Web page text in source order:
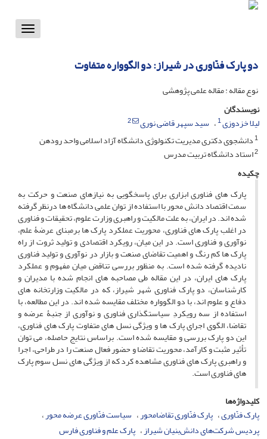
Toggle
دو پارک فنّاوری در شیراز: دو الگوواره متفاوت
نوع مقاله : مقاله علمی پژوهشی
نویسندگان
لیلا خزدوزی1 سید سپهر قاضی نوری
2
1دانشجوی دکتری مدیریت تکنولوژی دانشگاه آزاد اسلامی واحد رودهن
2استاد دانشگاه تربیت مدرس
چکیده
پارک های فناوری ابزاری برای پاسخگویی به نیازهای صنعت و حرکت به
سمت اقتصاد دانش محور با استفاده از توان علمی دانشگاه ها درنظر گرفته
شده اند. در ایران، به علت مالکیت و راهبری وزارت علوم، تحقیقات و فناوری
در اغلب پارک های فناوری، محوریت عملکرد پارک ها برمبنای عرضۀ علم،
نوآوری و فناوری است. در این میان، رویکرد اقتصادی و تولید ثروت از راه
پارک ها کم رنگ و اهمیت تقاضای صنعت و بازار در نوآوری و تولید فناوری
نادیده گرفته شده است. به منظور بررسی تناقض میان مفهوم و عملکرد
پارک های ایران، در این مقاله طی مصاحبه های انجام شده با مدیران و
کارشناسان، دو پارک فناوری شهر شیراز، که در مالکیت وزارتخانه های
دفاع و علوم اند، با دو الگوواره مختلف مقایسه شده اند. در این مطالعه، با
استفاده از سه رویکردِ سیاستگذاری فناوری و نوآوری از جنبۀ عرضه و
تقاضا، الگوی اجرای پارک ها و ویژگی نسل های متفاوت پارک های فناوری،
این دو پارک بررسی و مقایسه شده است. براساس نتایج حاصله، می توان
تأثیر مثبت و کارآمد، محوریت تقاضا و حضور فعال صنعت را در طراحی، اجرا
و راهبری پارک های فناوری مشاهده کرد که از ویژگی های نسل سوم پارک
های فناوری است.
کلیدواژه‌ها
پارک فنّاوری پارک فنّاوری تقاضامحور سیاست فنّاوری عرضه محور
پردیس شرکت‌های دانش‌بنیان شیراز پارک علم و فناوری فارس